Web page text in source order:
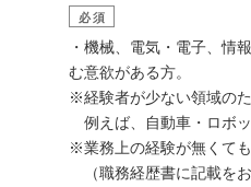
必須
・機械、電気・電子、情
む意欲がある方。
※経験者が少ない領域の
例えば、自動車・ロボ
※業務上の経験が無くて
（職務経歴書に記載をお